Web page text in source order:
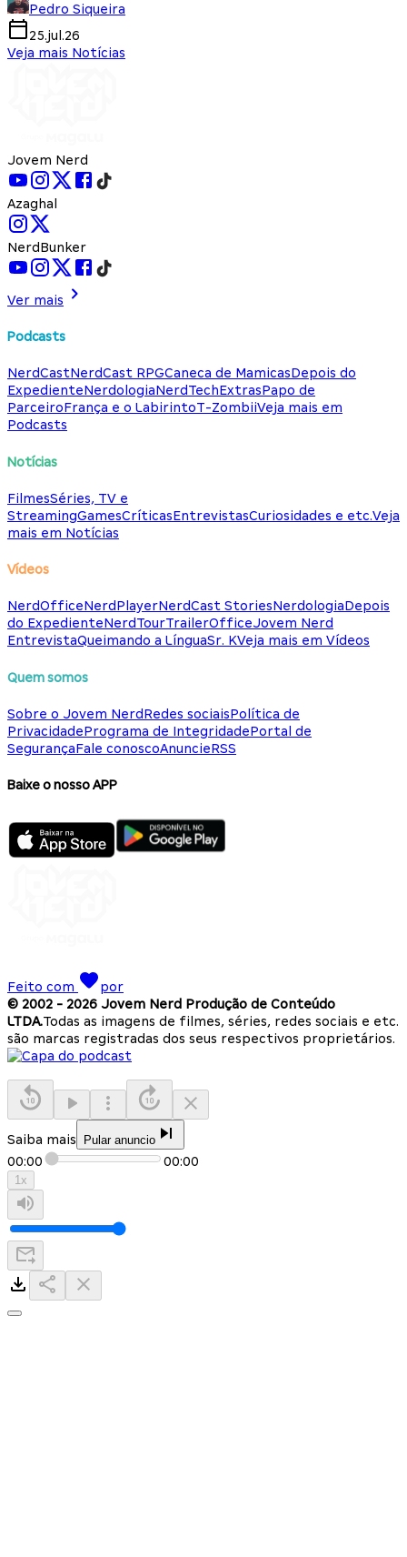
Pedro Siqueira
25.jul.26
Veja mais Notícias
Jovem Nerd
Azaghal
NerdBunker
Ver mais
Podcasts
NerdCastNerdCast RPGCaneca de MamicasDepois do
ExpedienteNerdologiaNerdTechExtrasPapo de
ParceiroFrança e o LabirintoT-ZombiiVeja mais em
Podcasts
Notícias
FilmesSéries, TV e
StreamingGamesCríticasEntrevistasCuriosidades e etc.Veja
mais em Notícias
Vídeos
NerdOfficeNerdPlayerNerdCast StoriesNerdologiaDepois
do ExpedienteNerdTourTrailerOfficeJovem Nerd
EntrevistaQueimando a LínguaSr. KVeja mais em Vídeos
Quem somos
Sobre o Jovem NerdRedes sociaisPolítica de
PrivacidadePrograma de IntegridadePortal de
SegurançaFale conoscoAnuncieRSS
Baixe o nosso APP
Feito com
por
© 2002 - 2026 Jovem Nerd Produção de Conteúdo
LTDA.Todas as imagens de filmes, séries, redes sociais e etc.
são marcas registradas dos seus respectivos proprietários.
Saiba mais Pular anuncio
00:00 00:00
1x